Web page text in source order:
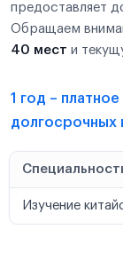
предоставляет
Обращаем
40 мест и
1 год –
долгосрочных
Изучение